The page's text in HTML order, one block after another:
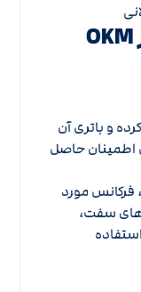
راهنمای استفاده از اسکنر OKM
و باتری آن
اطمینان حاصل
فرکانس مورد
سفت،